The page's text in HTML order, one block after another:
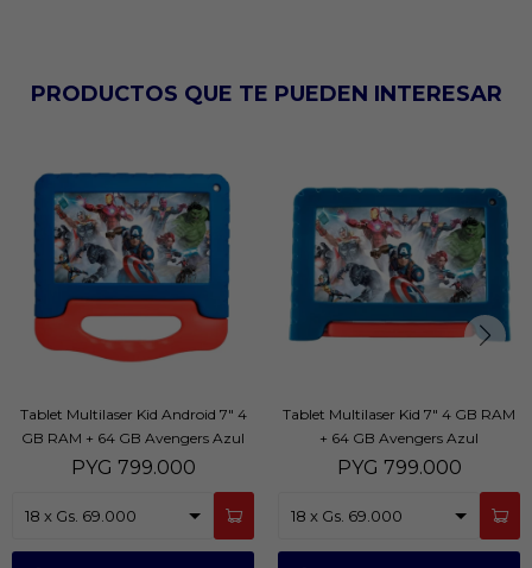
PRODUCTOS QUE TE PUEDEN INTERESAR
Tablet Multilaser Kid Android 7" 4
GB RAM + 64 GB Avengers Azul
PYG 799.000
Tablet Multilaser Kid 7" 4 GB RAM
+ 64 GB Avengers Azul
PYG 799.000